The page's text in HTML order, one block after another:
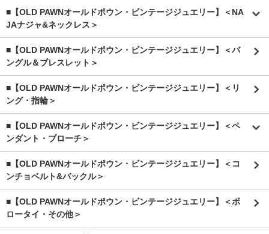
■【OLD PAWNオールドポウン・ビンテージジュエリー】＜NA
JAナジャ&ネックレス＞
■【OLD PAWNオールドポウン・ビンテージジュエリー】＜バ
ングル＆ブレスレット＞
■【OLD PAWNオールドポウン・ビンテージジュエリー】＜リ
ング・指輪＞
■【OLD PAWNオールドポウン・ビンテージジュエリー】＜ペ
ンダント・ブローチ＞
■【OLD PAWNオールドポウン・ビンテージジュエリー】＜コ
ンチョベルト&バックル＞
■【OLD PAWNオールドポウン・ビンテージジュエリー】＜ボ
ロータイ・その他＞